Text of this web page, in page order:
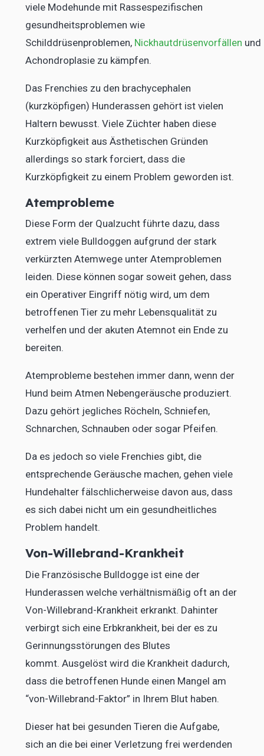
viele Modehunde mit Rassespezifischen
gesundheitsproblemen wie
Schilddrüsenproblemen, Nickhautdrüsenvorfällen und
Achondroplasie zu kämpfen.
Das Frenchies zu den brachycephalen
(kurzköpfigen) Hunderassen gehört ist vielen
Haltern bewusst. Viele Züchter haben diese
Kurzköpfigkeit aus Ästhetischen Gründen
allerdings so stark forciert, dass die
Kurzköpfigkeit zu einem Problem geworden ist.
Atemprobleme
Diese Form der Qualzucht führte dazu, dass
extrem viele Bulldoggen aufgrund der stark
verkürzten Atemwege unter Atemproblemen
leiden. Diese können sogar soweit gehen, dass
ein Operativer Eingriff nötig wird, um dem
betroffenen Tier zu mehr Lebensqualität zu
verhelfen und der akuten Atemnot ein Ende zu
bereiten.
Atemprobleme bestehen immer dann, wenn der
Hund beim Atmen Nebengeräusche produziert.
Dazu gehört jegliches Röcheln, Schniefen,
Schnarchen, Schnauben oder sogar Pfeifen.
Da es jedoch so viele Frenchies gibt, die
entsprechende Geräusche machen, gehen viele
Hundehalter fälschlicherweise davon aus, dass
es sich dabei nicht um ein gesundheitliches
Problem handelt.
Von-Willebrand-Krankheit
Die Französische Bulldogge ist eine der
Hunderassen welche verhältnismäßig oft an der
Von-Willebrand-Krankheit erkrankt. Dahinter
verbirgt sich eine Erbkrankheit, bei der es zu
Gerinnungsstörungen des Blutes
kommt. Ausgelöst wird die Krankheit dadurch,
dass die betroffenen Hunde einen Mangel am
“von-Willebrand-Faktor” in Ihrem Blut haben.
Dieser hat bei gesunden Tieren die Aufgabe,
sich an die bei einer Verletzung frei werdenden